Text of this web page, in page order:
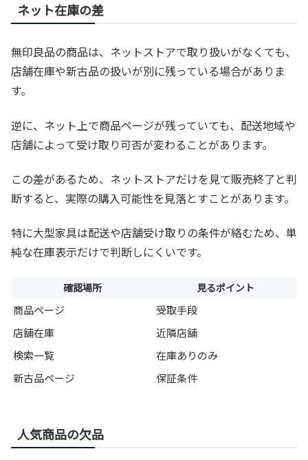
ネット在庫の差
無印良品の商品は、ネットストアで取り扱いがなくても、
店舗在庫や新古品の扱いが別に残っている場合がありま
す。
逆に、ネット上で商品ページが残っていても、配送地域や
店舗によって受け取り可否が変わることがあります。
この差があるため、ネットストアだけを見て販売終了と判
断すると、実際の購入可能性を見落とすことがあります。
特に大型家具は配送や店舗受け取りの条件が絡むため、単
純な在庫表示だけで判断しにくいです。
確認場所 見るポイント
商品ページ
受取手段
店舗在庫
近隣店舗
検索一覧
在庫ありのみ
新古品ページ
保証条件
人気商品の欠品